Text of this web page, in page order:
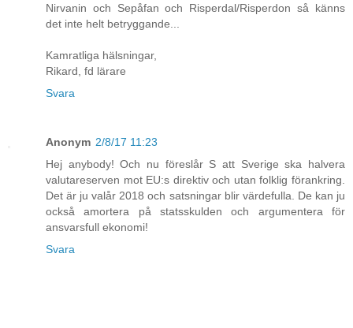
Nirvanin och Sepåfan och Risperdal/Risperdon så känns
det inte helt betryggande...
Kamratliga hälsningar,
Rikard, fd lärare
Svara
Anonym 2/8/17 11:23
Hej anybody! Och nu föreslår S att Sverige ska halvera
valutareserven mot EU:s direktiv och utan folklig förankring.
Det är ju valår 2018 och satsningar blir värdefulla. De kan ju
också amortera på statsskulden och argumentera för
ansvarsfull ekonomi!
Svara